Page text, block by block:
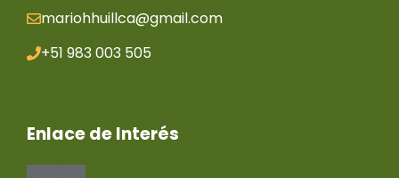
mariohhuillca@gmail.com
+51 983 003 505
Enlace de Interés